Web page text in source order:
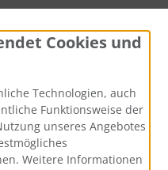
Cookies und
Technologien, auch
Funktionsweise der
unseres Angebotes
Weitere Informationen